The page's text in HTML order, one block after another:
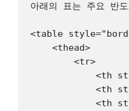
아래의 표는 주요 반
<table
    <thead>
        <tr>
<th
<th
<th